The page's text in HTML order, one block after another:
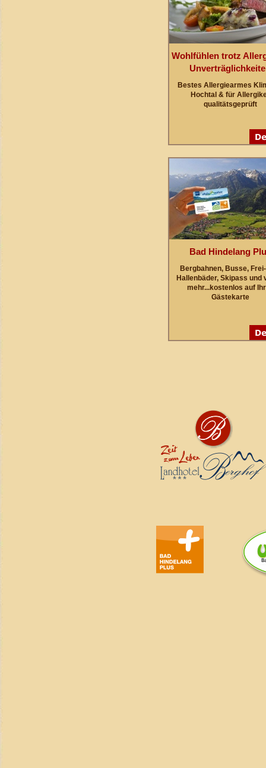
Wohlfühlen trotz
Bestes Allergiearmes
Hochtal & für
qualitätsgeprüft
Bad Hindelang
Bergbahnen, Busse,
Hallenbäder, Skipass und
mehr...kostenlos auf
Gästekarte